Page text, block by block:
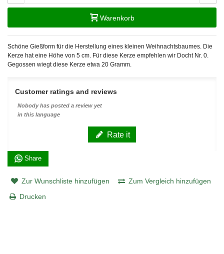
Warenkorb
Schöne Gießform für die Herstellung eines kleinen Weihnachtsbaumes. Die
Kerze hat eine Höhe von 5 cm. Für diese Kerze empfehlen wir Docht Nr. 0.
Gegossen wiegt diese Kerze etwa 20 Gramm.
Customer ratings and reviews
Nobody has posted a review yet
in this language
Rate it
Share
Zur Wunschliste hinzufügen
Zum Vergleich hinzufügen
Drucken